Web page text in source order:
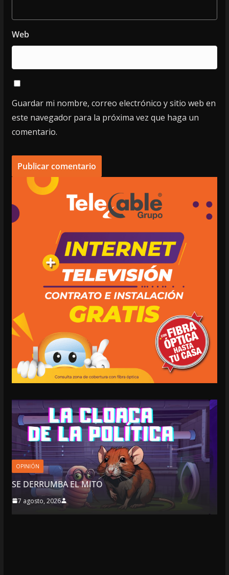
Web
Guardar mi nombre, correo electrónico y sitio web en
este navegador para la próxima vez que haga un
comentario.
LOCALES OPINIÓN
TOP TEN DEL REPUDIO
7 agosto, 2026